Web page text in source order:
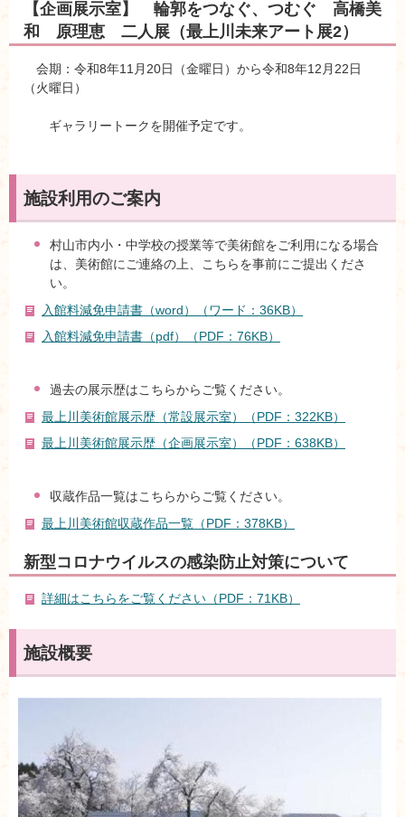
【企画展示室】 輪郭をつなぐ、つむぐ 高橋美
和 原理恵 二人展（最上川未来アート展2）
会期：令和8年11月20日（金曜日）から令和8年12月22日
（火曜日）
ギャラリートークを開催予定です。
施設利用のご案内
村山市内小・中学校の授業等で美術館をご利用になる場合
は、美術館にご連絡の上、こちらを事前にご提出くださ
い。
入館料減免申請書（word）（ワード：36KB）
入館料減免申請書（pdf）（PDF：76KB）
過去の展示歴はこちらからご覧ください。
最上川美術館展示歴（常設展示室）（PDF：322KB）
最上川美術館展示歴（企画展示室）（PDF：638KB）
収蔵作品一覧はこちらからご覧ください。
最上川美術館収蔵作品一覧（PDF：378KB）
新型コロナウイルスの感染防止対策について
詳細はこちらをご覧ください（PDF：71KB）
施設概要